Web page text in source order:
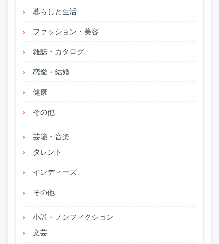
暮らしと生活
ファッション・美容
雑誌・カタログ
恋愛・結婚
健康
その他
芸能・音楽
タレント
インディーズ
その他
小説・ノンフィクション
文芸